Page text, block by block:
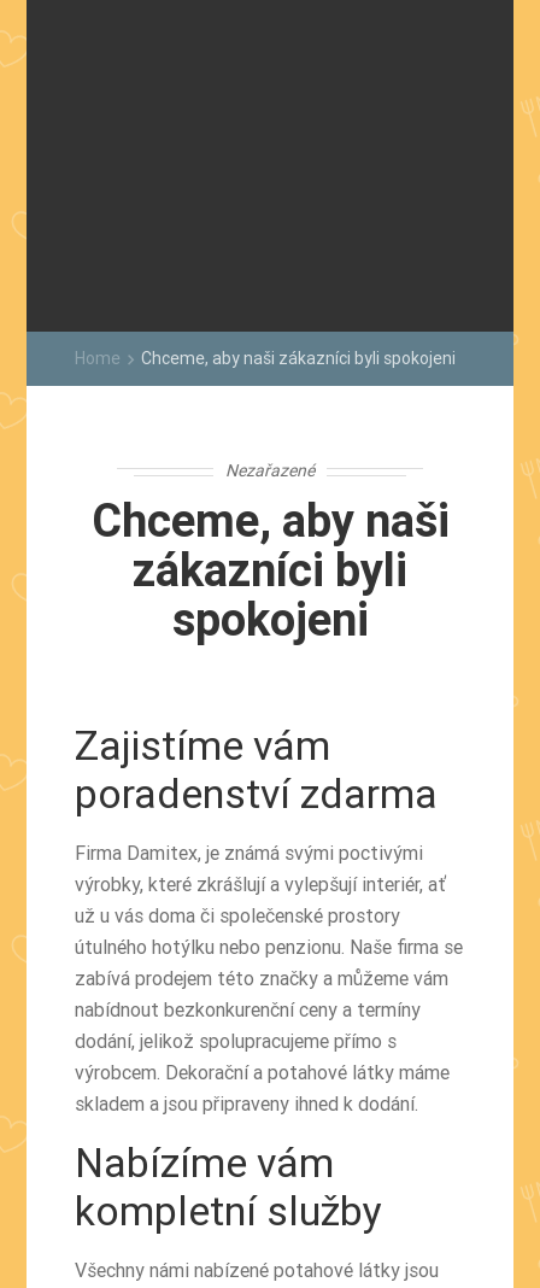
Home keyboard_arrow_rightChceme, aby naši zákazníci byli spokojeni
Nezařazené
Chceme, aby naši
zákazníci byli
spokojeni
Zajistíme vám
poradenství zdarma
Firma Damitex, je známá svými poctivými
výrobky, které zkrášlují a vylepšují interiér, ať
už u vás doma či společenské prostory
útulného hotýlku nebo penzionu. Naše firma se
zabívá prodejem této značky a můžeme vám
nabídnout bezkonkurenční ceny a termíny
dodání, jelikož spolupracujeme přímo s
výrobcem. Dekorační a potahové látky máme
skladem a jsou připraveny ihned k dodání.
Nabízíme vám
kompletní služby
Všechny námi nabízené potahové látky jsou